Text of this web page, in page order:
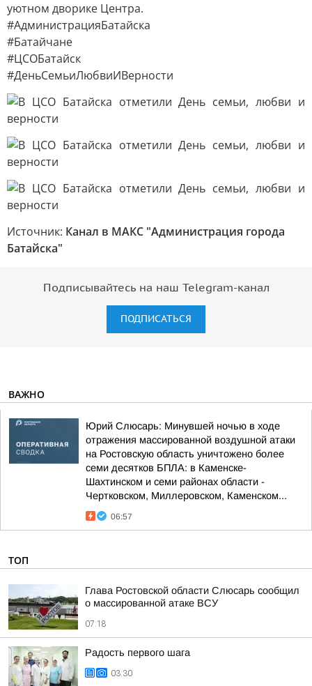
уютном дворике Центра.
#АдминистрацияБатайска
#Батайчане
#ЦСОБатайск
#ДеньСемьиЛюбвиИВерности
Источник: Канал в МАКС "Администрация города
Батайска"
Подписывайтесь на наш Telegram-канал
ПОДПИСАТЬСЯ
ВАЖНО
Юрий Слюсарь: Минувшей ночью в ходе
отражения массированной воздушной атаки
на Ростовскую область уничтожено более
семи десятков БПЛА: в Каменске-
Шахтинском и семи районах области -
Чертковском, Миллеровском, Каменском...
06:57
ТОП
Глава Ростовской области Слюсарь сообщил
о массированной атаке ВСУ
07:18
Радость первого шага
03:30